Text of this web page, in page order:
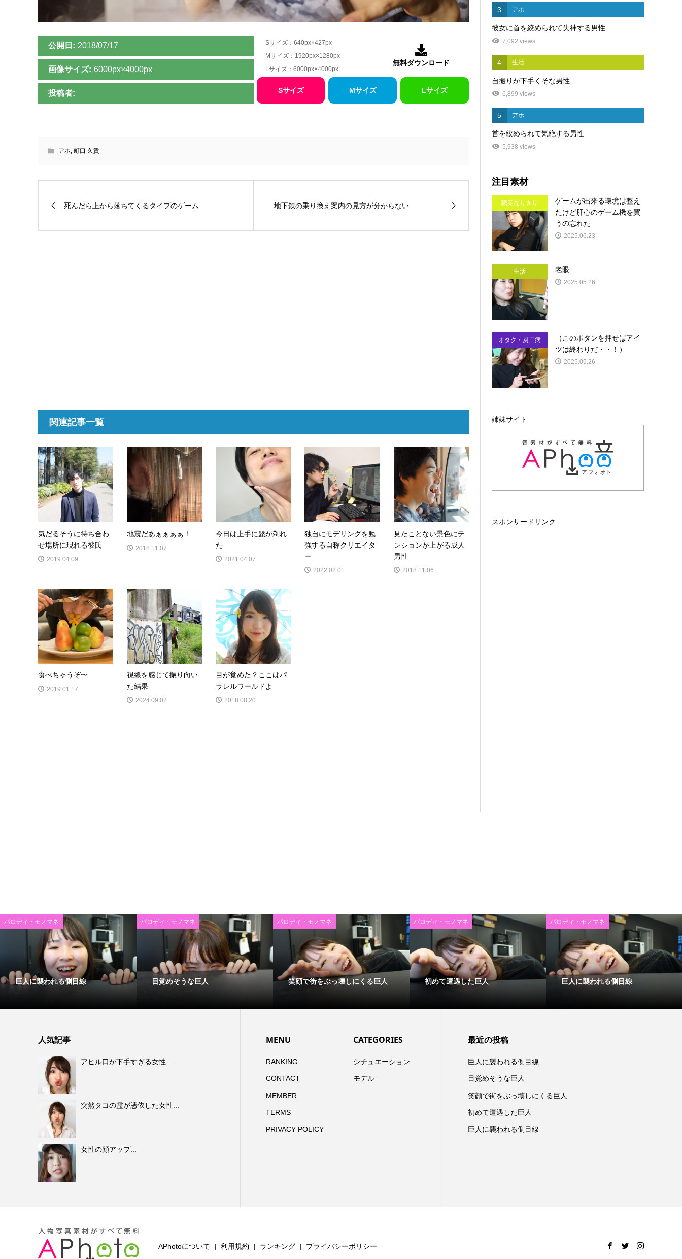
公開日: 2018/07/17
画像サイズ: 6000px×4000px
投稿者:
Sサイズ：640px×427px
Mサイズ：1920px×1280px
Lサイズ：6000px×4000px

無料ダウンロード
Sサイズ Mサイズ Lサイズ
アホ 町口 久貴
死んだら上から落ちてくるタイプのゲーム 地下鉄の乗り換え案内の見方が分からない
関連記事一覧
気だるそうに待ち合わ
せ場所に現れる彼氏
2019.04.09
地震だあぁぁぁぁ！
2018.11.07
今日は上手に髭が剃れ
た
2021.04.07
独自にモデリングを勉
強する自称クリエイタ
ー
2022.02.01
見たことない景色にテ
ンションが上がる成人
男性
2018.11.06
食べちゃうぞ〜
2019.01.17
視線を感じて振り向い
た結果
2024.09.02
目が覚めた？ここはパ
ラレルワールドよ
2018.08.20
3 アホ
彼女に首を絞められて失神する男性
7,092 views
4 生活
自撮りが下手くそな男性
6,899 views
5 アホ
首を絞められて気絶する男性
5,938 views
注目素材
職業なりきり
ゲームが出来る環境は整え
たけど肝心のゲーム機を買
うの忘れた
2025.06.23
生活 老眼
2025.05.26
オタク・厨二病
（このボタンを押せばアイ
ツは終わりだ・・！）
2025.05.26
姉妹サイト
スポンサードリンク
パロディ・モノマネ
巨人に襲われる側目線
パロディ・モノマネ
目覚めそうな巨人
パロディ・モノマネ
笑顔で街をぶっ壊しにくる巨人
パロディ・モノマネ
初めて遭遇した巨人
パロディ・モノマネ
巨人に襲われる側目線
人気記事
アヒル口が下手すぎる女性...
突然タコの霊が憑依した女性...
女性の顔アップ...
MENU
RANKING
CONTACT
MEMBER
TERMS
PRIVACY POLICY
CATEGORIES
シチュエーション
モデル
最近の投稿
巨人に襲われる側目線
目覚めそうな巨人
笑顔で街をぶっ壊しにくる巨人
初めて遭遇した巨人
巨人に襲われる側目線
APhotoについて 利用規約 ランキング プライバシーポリシー